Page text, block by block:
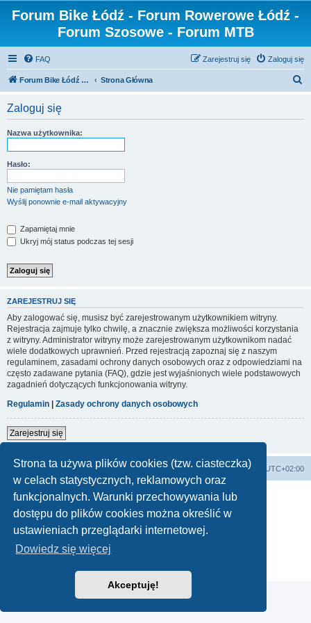
Strona ta używa plików cookies (tzw. ciasteczka)
w celach statystycznych, reklamowych oraz
funkcjonalnych. Warunki przechowywania lub
dostępu do plików cookies można określić w
ustawieniach przeglądarki internetowej.
Dowiedz się więcej
Akceptuję!
Forum Bike Łódź - Forum Rowerowe Łódź -
Forum Szosowe - Forum MTB
FAQ Zaloguj się
Zarejestruj się
Forum Bike Łódź - Forum Rowerowe Łódź - Forum Szosowe - Forum MTB Strona Główna
Zaloguj się
Nazwa użytkownika:
Hasło:
Nie pamiętam hasła
Wyślij ponownie e-mail aktywacyjny
Zapamiętaj mnie
Ukryj mój status podczas tej sesji
ZAREJESTRUJ SIĘ
Aby zalogować się, musisz być zarejestrowanym użytkownikiem witryny.
Rejestracja zajmuje tylko chwilę, a znacznie zwiększa możliwości korzystania
z witryny. Administrator witryny może zarejestrowanym użytkownikom nadać
wiele dodatkowych uprawnień. Przed rejestracją zapoznaj się z naszym
regulaminem, zasadami ochrony danych osobowych oraz z odpowiedziami na
często zadawane pytania (FAQ), gdzie jest wyjaśnionych wiele podstawowych
zagadnień dotyczących funkcjonowania witryny.
Regulamin | Zasady ochrony danych osobowych
Zarejestruj się
Forum Bike Łódź - Forum Rowerowe Łódź - Forum Szosowe - Forum MTB Strona Główna Strefa czasowa UTC+02:00
Linki partnerskie: strony www lodz ,Fotografia Analogowa
Polski pakiet językowy dostarcza